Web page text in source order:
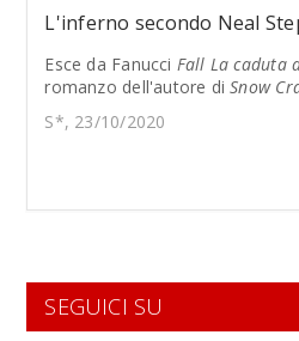
L'inferno secondo Neal
Esce da Fanucci Fall La caduta
romanzo dell'autore diSnow
S*, 23/10/2020
SEGUICI SU